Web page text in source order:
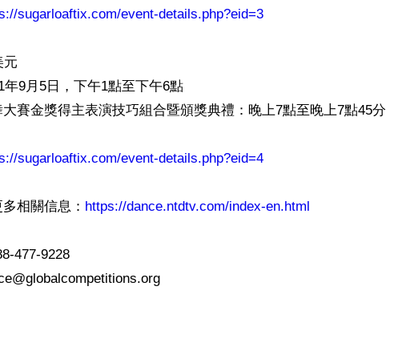
sugarloaftix.com/event-details.php?eid=3
元
年9月5日，下午1點至下午6點
賽金獎得主表演技巧組合暨頒獎典禮：晚上7點至晚上7點45分
sugarloaftix.com/event-details.php?eid=4
相關信息： https://dance.ntdtv.com/index-en.html
477-9228